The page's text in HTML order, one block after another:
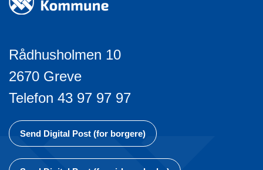
Rådhusholmen 10
2670 Greve
Telefon 43 97 97 97
Send Digital Post (for borgere)